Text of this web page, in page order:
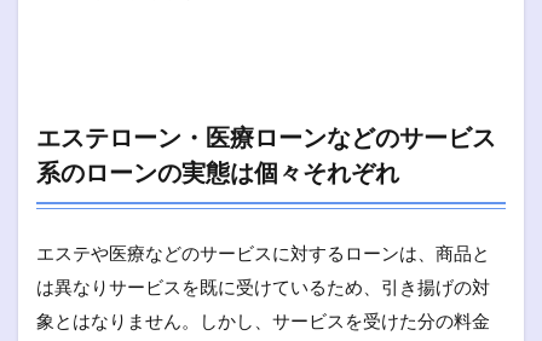
エステローン・医療ローンなどのサービス
系のローンの実態は個々それぞれ
エステや医療などのサービスに対するローンは、商品と
は異なりサービスを既に受けているため、引き揚げの対
象とはなりません。しかし、サービスを受けた分の料金